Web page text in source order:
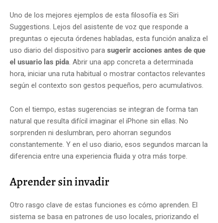
Uno de los mejores ejemplos de esta filosofía es Siri
Suggestions. Lejos del asistente de voz que responde a
preguntas o ejecuta órdenes habladas, esta función analiza el
uso diario del dispositivo para sugerir acciones antes de que
el usuario las pida. Abrir una app concreta a determinada
hora, iniciar una ruta habitual o mostrar contactos relevantes
según el contexto son gestos pequeños, pero acumulativos.
Con el tiempo, estas sugerencias se integran de forma tan
natural que resulta difícil imaginar el iPhone sin ellas. No
sorprenden ni deslumbran, pero ahorran segundos
constantemente. Y en el uso diario, esos segundos marcan la
diferencia entre una experiencia fluida y otra más torpe.
Aprender sin invadir
Otro rasgo clave de estas funciones es cómo aprenden. El
sistema se basa en patrones de uso locales, priorizando el